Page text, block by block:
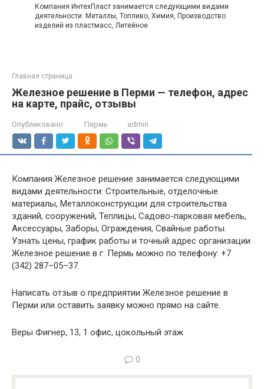
Компания ИнтехПласт занимается следующими видами
деятельности: Металлы, Топливо, Химия, Производство
изделий из пластмасс, Литейное
Главная страница
Железное решение в Перми — телефон, адрес
на карте, прайс, отзывы
Опубликовано: Пермь admin
Компания Железное решение занимается следующими
видами деятельности: Строительные, отделочные
материалы, Металлоконструкции для строительства
зданий, сооружений, Теплицы, Садово-парковая мебель,
Аксессуары, Заборы, Ограждения, Свайные работы.
Узнать цены, график работы и точный адрес организации
Железное решение в г. Пермь можно по телефону: +7
(342) 287–05–37.
Написать отзыв о предприятии Железное решение в
Перми или оставить заявку можно прямо на сайте.
Веры Фигнер, 13, 1 офис, цокольный этаж
0